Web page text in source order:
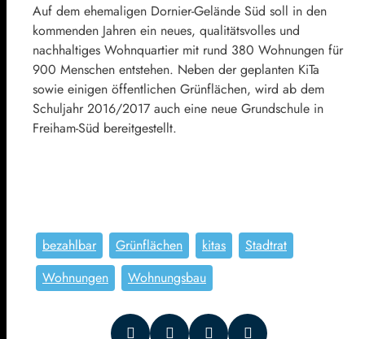
Auf dem ehemaligen Dornier-Gelände Süd soll in den
kommenden Jahren ein neues, qualitätsvolles und
nachhaltiges Wohnquartier mit rund 380 Wohnungen für
900 Menschen entstehen. Neben der geplanten KiTa
sowie einigen öffentlichen Grünflächen, wird ab dem
Schuljahr 2016/2017 auch eine neue Grundschule in
Freiham-Süd bereitgestellt.
bezahlbar Grünflächen kitas
Stadtrat
Wohnungen
Wohnungsbau